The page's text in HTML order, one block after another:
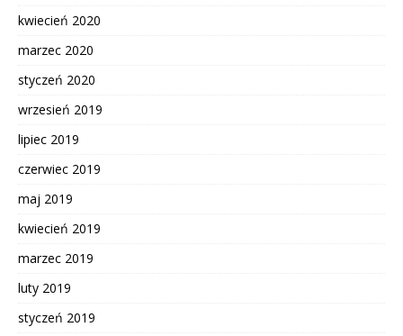
kwiecień 2020
marzec 2020
styczeń 2020
wrzesień 2019
lipiec 2019
czerwiec 2019
maj 2019
kwiecień 2019
marzec 2019
luty 2019
styczeń 2019